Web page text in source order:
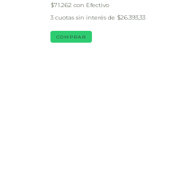
$71.262 con Efectivo
3 cuotas sin interés de $26.393,33
COMPRAR